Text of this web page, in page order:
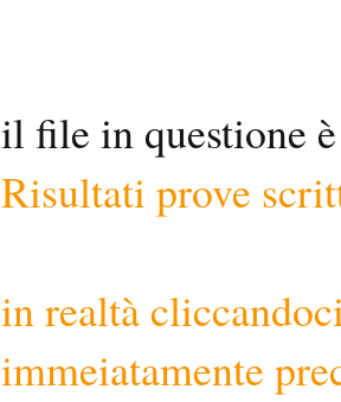
il file in questione
Risultati prove
in realtà
immeiatamente